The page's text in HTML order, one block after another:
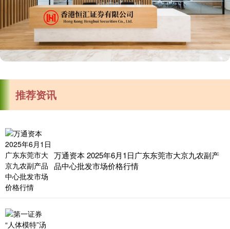
推荐资讯
万通资本 2025年6月1日广东东莞市大京九农副产
品中心批发市场价格行情